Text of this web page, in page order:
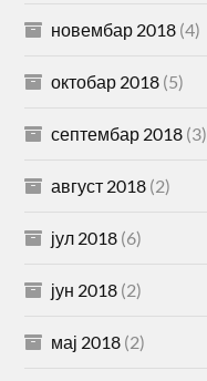
новембар 2018 (4)
октобар 2018 (5)
септембар 2018 (3)
август 2018 (2)
јул 2018 (6)
јун 2018 (2)
мај 2018 (2)